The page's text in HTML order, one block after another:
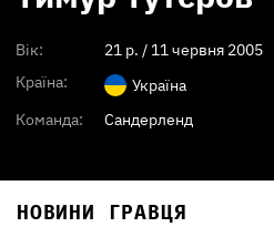
Вік: 21 p. / 11 червня 2005
Країна:
Україна
Команда:
Сандерленд
НОВИНИ ГРАВЦЯ